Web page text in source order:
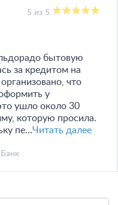
5 из 5
бытовую
за кредитом на
что
у
ушло около 30
которую просила.
пе...Читать далее
Банк